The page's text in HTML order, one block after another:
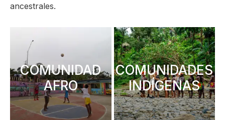
ancestrales.
COMUNIDAD
AFRO
COMUNIDADES
INDÍGENAS